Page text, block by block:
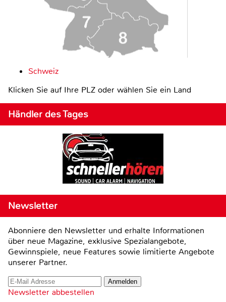
Schweiz
Klicken Sie auf Ihre PLZ oder wählen Sie ein Land
Händler des Tages
Newsletter
Abonniere den Newsletter und erhalte Informationen
über neue Magazine, exklusive Spezialangebote,
Gewinnspiele, neue Features sowie limitierte Angebote
unserer Partner.
Newsletter abbestellen